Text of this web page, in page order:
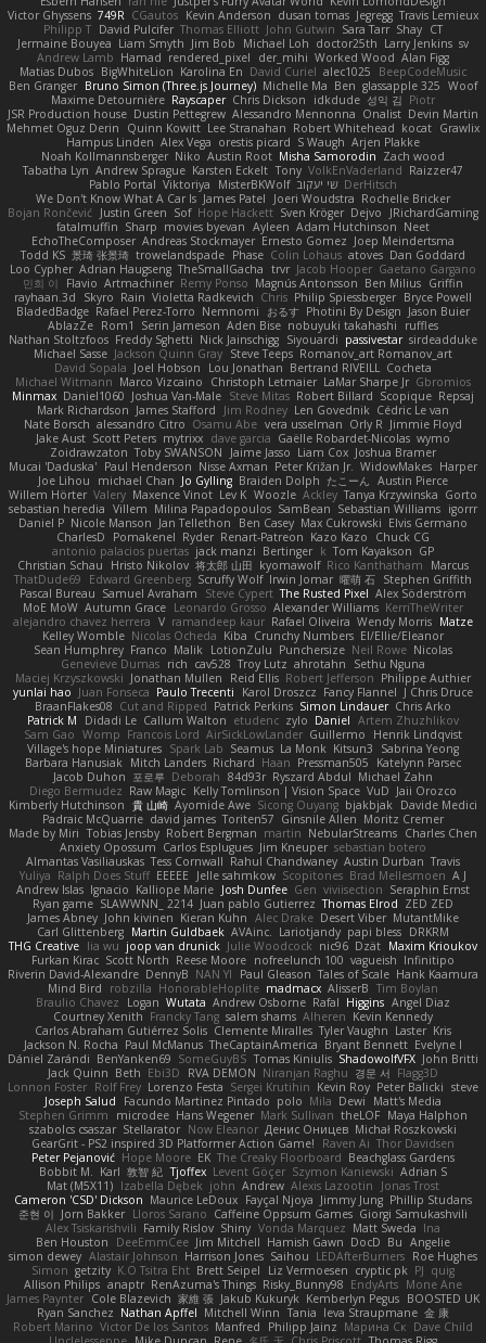
Victor Ghyssens 749R CGautos Kevin Anderson dusan tomas Jegregg Travis Lemieux
Philipp T David Pulcifer Thomas Elliott John Gutwin Sara Tarr Shay CT
Jermaine Bouyea Liam Smyth Jim Bob Michael Loh doctor25th Larry Jenkins sv
Andrew Lamb Hamad rendered_pixel der_mihi Worked Wood Alan Figg
Matias Dubos BigWhiteLion Karolina En David Curiel alec1025
BeepCodeMusic
Ben Granger Bruno Simon (Three.js Journey) Michelle Ma Ben glassapple 325 Woof
Maxime Detournière Rayscaper Chris Dickson idkdude 성익 김 Piotr
JSR Production house Dustin Pettegrew Alessandro Mennonna Onalist Devin Martin
Mehmet Oguz Derin
Quinn Kowitt Lee Stranahan Robert Whitehead kocat Grawlix
Hampus Linden Alex Vega orestis picard S Waugh Arjen Plakke
Noah Kollmannsberger Niko Austin Root Misha Samorodin Zach wood
Tabatha Lyn Andrew Sprague Karsten Eckelt Tony VolkEnVaderland Raizzer47
Pablo Portal Viktoriya MisterBKWolf שי יעקוב DerHitsch
We Don't Know What A Car Is James Patel Joeri Woudstra Rochelle Bricker
Bojan Rončević Justin Green Sof Hope Hackett Sven Kröger Dejvo
JRichardGaming
fatalmuffin Sharp movies byevan Ayleen Adam Hutchinson Neet
EchoTheComposer Andreas Stockmayer Ernesto Gomez Joep Meindertsma
Todd KS 景琦 张景琦 trowelandspade Phase Colin Lohaus atoves Dan Goddard
Loo Cypher Adrian Haugseng TheSmallGacha trvr Jacob Hooper Gaetano Gargano
민희 이
Flavio Artmachiner Remy Ponso Magnús Antonsson Ben Milius Griffin
rayhaan.3d
Skyro Rain Violetta Radkevich Chris Philip Spiessberger Bryce Powell
BladedBadge Rafael Perez-Torro Nemnomi おるす Photini By Design Jason Buier
AblazZe Rom1 Serin Jameson Aden Bise nobuyuki takahashi
ruffles
Nathan Stoltzfoos Freddy Sghetti Nick Jainschigg Siyouardi passivestar sirdeadduke
Michael Sasse Jackson Quinn Gray Steve Teeps Romanov_art Romanov_art
David Sopala Joel Hobson Lou Jonathan Bertrand RIVEILL Cocheta
Michael Witmann Marco Vizcaino Christoph Letmaier LaMar Sharpe Jr Gbromios
Minmax Daniel1060 Joshua Van-Male Steve Mitas Robert Billard Scopique Repsaj
Mark Richardson James Stafford Jim Rodney Len Govednik Cédric Le van
Nate Borsch alessandro Citro Osamu Abe vera usselman Orly R Jimmie Floyd
Jake Aust Scott Peters mytrixx dave garcia Gaëlle Robardet-Nicolas wymo
Zoidrawzaton Toby SWANSON Jaime Jasso Liam Cox Joshua Bramer
Mucai 'Daduska' Paul Henderson Nisse Axman Peter Križan Jr. WidowMakes Harper
Joe Lihou
michael Chan Jo Gylling Braiden Dolph たこーん Austin Pierce
Willem Hörter Valery Maxence Vinot Lev K Woozle Ackley Tanya Krzywinska Gorto
sebastian heredia Villem Milina Papadopoulos SamBean Sebastian Williams igorrr
Daniel P Nicole Manson Jan Tellethon Ben Casey Max Cukrowski Elvis Germano
CharlesD
Pomakenel Ryder Renart-Patreon Kazo Kazo
Chuck CG
antonio palacios puertas jack manzi Bertinger k Tom Kayakson GP
Christian Schau
Hristo Nikolov 将太郎 山田 kyomawolf Rico Kanthatham
Marcus
ThatDude69
Edward Greenberg Scruffy Wolf Irwin Jomar 曜萌 石 Stephen Griffith
Pascal Bureau Samuel Avraham Steve Cypert The Rusted Pixel Alex Söderström
MoE MoW Autumn Grace Leonardo Grosso Alexander Williams KerriTheWriter
alejandro chavez herrera V ramandeep kaur Rafael Oliveira Wendy Morris Matze
Kelley Womble Nicolas Ocheda Kiba Crunchy Numbers El/Ellie/Eleanor
Sean Humphrey Franco Malik LotionZulu Punchersize Neil Rowe Nicolas
Genevieve Dumas rich cav528 Troy Lutz ahrotahn
Sethu Nguna
Maciej Krzyszkowski Jonathan Mullen Reid Ellis Robert Jefferson Philippe Authier
yunlai hao Juan Fonseca Paulo Trecenti Karol Droszcz Fancy Flannel J Chris Druce
BraanFlakes08 Cut and Ripped Patrick Perkins Simon Lindauer Chris Arko
Patrick M
Didadi Le Callum Walton etudenc zylo Daniel Artem Zhuzhlikov
Sam Gao Womp Francois Lord AirSickLowLander Guillermo
Henrik Lindqvist
Village's hope Miniatures Spark Lab Seamus La Monk Kitsun3
Sabrina Yeong
Barbara Hanusiak Mitch Landers Richard Haan Pressman505
Katelynn Parsec
Jacob Duhon 포로루 Deborah 84d93r Ryszard Abdul Michael Zahn
Diego Bermudez Raw Magic Kelly Tomlinson | Vision Space VuD Jaii Orozco
Kimberly Hutchinson 貴 山崎 Ayomide Awe Sicong Ouyang bjakbjak Davide Medici
Padraic McQuarrie david james Toriten57 Ginsnile Allen Moritz Cremer
Made by Miri Tobias Jensby Robert Bergman martin NebularStreams Charles Chen
Anxiety Opossum Carlos Esplugues Jim Kneuper sebastian botero
Almantas Vasiliauskas Tess Cornwall Rahul Chandwaney Austin Durban Travis
Yuliya Ralph Does Stuff EEEEE Jelle sahmkow Scopitones Brad Mellesmoen A J
Andrew Islas Ignacio Kalliope Marie Josh Dunfee Gen viviisection Seraphin Ernst
Ryan game SLAWWNN_ 2214 Juan pablo Gutierrez Thomas Elrod ZED ZED
James Abney John kivinen Kieran Kuhn Alec Drake Desert Viber MutantMike
Carl Glittenberg Martin Guldbaek AVAinc. Lariotjandy papi bless DRKRM
THG Creative lia wu joop van drunick Julie Woodcock nic96 Dzät Maxim Krioukov
Furkan Kirac Scott North Reese Moore nofreelunch 100 vagueish Infinitipo
Riverin David-Alexandre DennyB NAN YI Paul Gleason Tales of Scale Hank Kaamura
Mind Bird
robzilla HonorableHoplite madmacx AlisserB Tim Boylan
Braulio Chavez
Logan Wutata Andrew Osborne Rafal Higgins Angel Diaz
Courtney Xenith Francky Tang salem shams Alheren Kevin Kennedy
Carlos Abraham Gutiérrez Solis Clemente Miralles Tyler Vaughn Laster Kris
Jackson N. Rocha Paul McManus TheCaptainAmerica Bryant Bennett Evelyne I
Dániel Zarándi BenYanken69 SomeGuyBS Tomas Kiniulis ShadowolfVFX John Britti
Jack Quinn Beth Ebi3D RVA DEMON Niranjan Raghu 경문 서 Flagg3D
Lonnon Foster Rolf Frey Lorenzo Festa Sergei Krutihin Kevin Roy Peter Balicki steve
Joseph Salud
Facundo Martinez Pintado polo Mila Dewi
Matt's Media
Stephen Grimm
microdee Hans Wegener Mark Sullivan theLOF Maya Halphon
szabolcs csaszar Stellarator Now Eleanor Денис Оницев Michał Roszkowski
GearGrit - PS2 inspired 3D Platformer Action Game!
Raven Ai Thor Davidsen
Peter Pejanović Hope Moore EK The Creaky Floorboard Beachglass Gardens
Bobbit M. Karl 敦智 紀 Tjoffex Levent Göçer Szymon Kaniewski Adrian S
Mat (M5X11) Izabella Dębek john Andrew Alexis Lazootin
Jonas Trost
Cameron 'CSD' Dickson Maurice LeDoux Fayçal Njoya Jimmy Jung Phillip Studans
준현 이 Jorn Bakker Lloros Sarano Caffeine Oppsum Games Giorgi Samukashvili
Alex Tsiskarishvili Family Rislov Shiny Vonda Marquez Matt Sweda Ina
Ben Houston
DeeEmmCee Jim Mitchell Hamish Gawn DocD Bu Angelie
simon dewey Alastair Johnson Harrison Jones Saihou LEDAfterBurners Roe Hughes
Simon getzity K.O Tsitra Eht Brett Seipel Liz Vermoesen cryptic pk PJ quig
Allison Philips anaptr RenAzuma's Things Risky_Bunny98 EndyArts Mone Ane
James Paynter Cole Blazevich 家維 張 Jakub Kukuryk Kemberlyn Pegus BOOSTED UK
Ryan Sanchez Nathan Apffel Mitchell Winn Tania Ieva Straupmane 金 康
Robert Marino Victor De los Santos Manfred Philipp Jainz Марина Ск Dave Child